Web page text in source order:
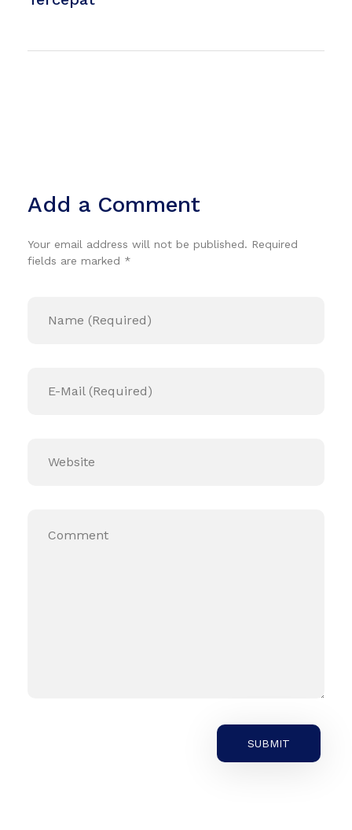
Add a Comment
Your email address will not be published. Required
fields are marked *